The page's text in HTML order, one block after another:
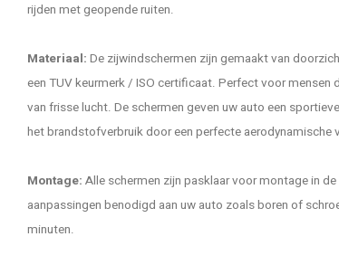
rijden met geopende ruiten.
Materiaal: De zijwindschermen zijn gemaakt van
een TUV keurmerk / ISO certificaat. Perfect voor mensen
van frisse lucht. De schermen geven uw auto een
het brandstofverbruik door een perfecte aerodynamische
Montage: Alle schermen zijn pasklaar voor montage in
aanpassingen benodigd aan uw auto zoals boren of
minuten.